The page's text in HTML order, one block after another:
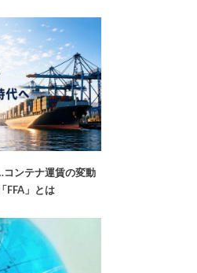
ンテナ運賃の変動
FFA」とは